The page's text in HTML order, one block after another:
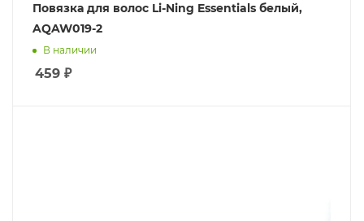
Повязка для волос Li-Ning Essentials белый,
AQAW019-2
В наличии
459 ₽